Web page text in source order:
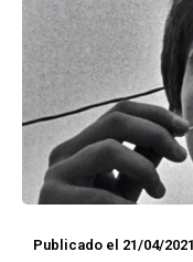
Publicado el 21/04/2021